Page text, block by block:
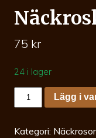
75 kr
24 i lager
Näckroskorg
mängd
Lägg i
Kategori: Näckrosor